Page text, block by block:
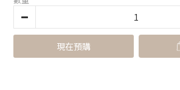
現在預購